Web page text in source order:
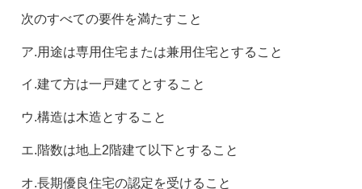
次のすべての要件を満たすこと
ア.用途は専用住宅または兼用住宅とすること
イ.建て方は一戸建てとすること
ウ.構造は木造とすること
エ.階数は地上2階建て以下とすること
オ.長期優良住宅の認定を受けること